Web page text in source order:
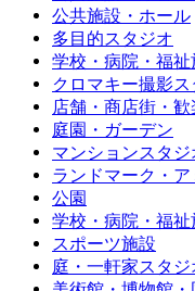
公共施設・ホール
多目的スタジオ
学校・病院・福祉
クロマキー撮影ス
店舗・商店街・
庭園・ガーデン
マンションスタジ
ランドマーク・
公園
学校・病院・福祉
スポーツ施設
庭・一軒家スタジ